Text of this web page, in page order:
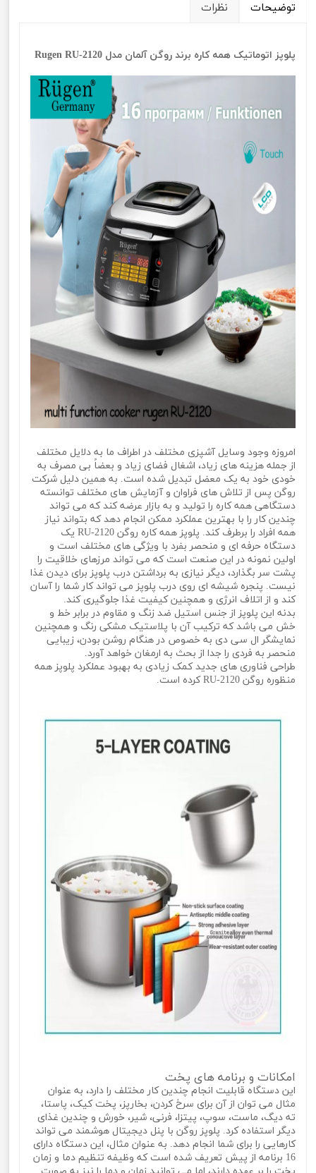
توضیحات نظرات
پلوپز اتوماتیک همه کاره برند روگن آلمان مدل Rugen RU-2120
امروزه وجود وسایل آشپزی مختلف در اطراف ما به دلایل مختلف
از جمله هزینه های زیاد، اشغال فضای زیاد و بعضاً بی مصرف به
خودی خود به یک معضل تبدیل شده است. به همین دلیل شرکت
روگن پس از تلاش های فراوان و آزمایش های مختلف توانسته
دستگاهی همه کاره را تولید و به بازار عرضه کند که می تواند
چندین کار را با بهترین عملکرد ممکن انجام دهد که بتواند نیاز
همه افراد را برطرف کند. پلوپز همه کاره روگن RU-2120 یک
دستگاه حرفه ای و منحصر بفرد با ویژگی های مختلف است و
اولین نمونه در این صنعت است که می تواند مرزهای خلاقیت را
پشت سر بگذارد، دیگر نیازی به برداشتن درب پلوپز برای دیدن غذا
نیست. پنجره شیشه ای روی درب پلوپز می تواند کار شما را آسان
کند و از اتلاف انرژی و همچنین کیفیت غذا جلوگیری کند.
بدنه این پلوپز از جنس استیل ضد زنگ و مقاوم در برابر خط و
خش می باشد که ترکیب آن با پلاستیک مشکی رنگ و همچنین
نمایشگر ال سی دی به خصوص در هنگام روشن بودن، زیبایی
منحصر به فردی را جدا از بحث به ارمغان خواهد آورد.
طراحی فناوری های جدید کمک زیادی به بهبود عملکرد پلوپز همه
منظوره روگن RU-2120 کرده است.
امکانات و برنامه های پخت
این دستگاه قابلیت انجام چندین کار مختلف را دارد، به عنوان
مثال می توان از آن برای سرخ کردن، بخارپز، پخت کیک، پاستا،
ته دیگ، ماست، سوپ، پیتزا، فرنی، شیر، خورش و چندین غذای
دیگر استفاده کرد. پلوپز روگن با پنل دیجیتال هوشمند می تواند
کارهایی را برای شما انجام دهد. به عنوان مثال، این دستگاه دارای
16 برنامه از پیش تعریف شده است که وظیفه تنظیم دما و زمان